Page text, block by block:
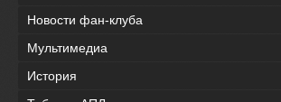
Новости фан-клуба
Мультимедиа
История